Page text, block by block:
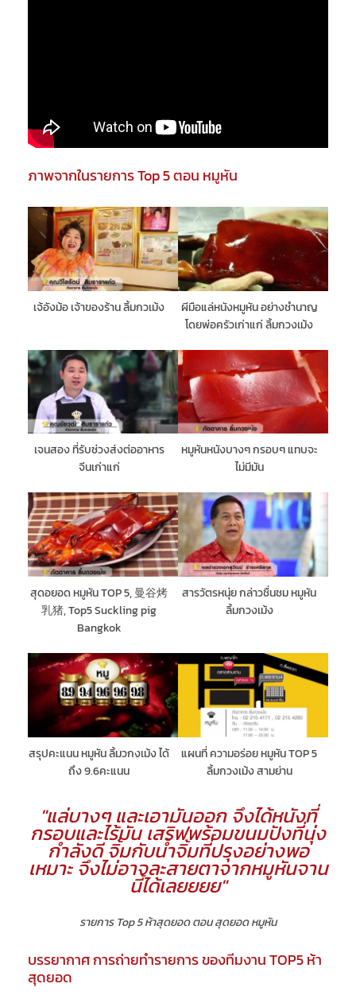
ภาพจากในรายการ Top 5 ตอน หมูหัน
เจ้อังม้อ เจ้าของร้าน ลิ้มกวเม้ง
ผีมือแล่หนังหมูหัน อย่างชำนาญ
โดยพ่อครัวเก่าแก่ ลิ้มกวงเม้ง
เจนสอง ที่รับช่วงส่งต่ออาหาร
จีนเก่าแก่
หมูหันหนังบางๆ กรอบๆ แทบจะ
ไม่มีมัน
สุดอยอด หมูหัน TOP 5, 曼谷烤
乳猪, Top5 Suckling pig
Bangkok
สารวัตรหนุ่ย กล่าวชื่นชม หมูหัน
ลิ้มกวงเม้ง
สรุปคะแนน หมูหัน ลิ้มวกงเม้ง ได้
ถึง 9.6คะแนน
แผนที่ ความอร่อย หมูหัน TOP 5
ลิ้มกวงเม้ง สามย่าน
"แล่บางๆ และเอามันออก จึงได้หนังที่
กรอบและไร้มัน เสริฟพร้อมขนมปังที่นุ่ง
กำลังดี จิ้มกับน้ำจิ้มที่ปรุงอย่างพอ
เหมาะ จึงไม่อาจละสายตาจากหมูหันจาน
นี้ได้เลยยยย"
รายการ Top 5 ห้าสุดยอด ตอน สุดยอด หมูหัน
บรรยากาศ การถ่ายทำรายการ ของทีมงาน TOP5 ห้า
สุดยอด